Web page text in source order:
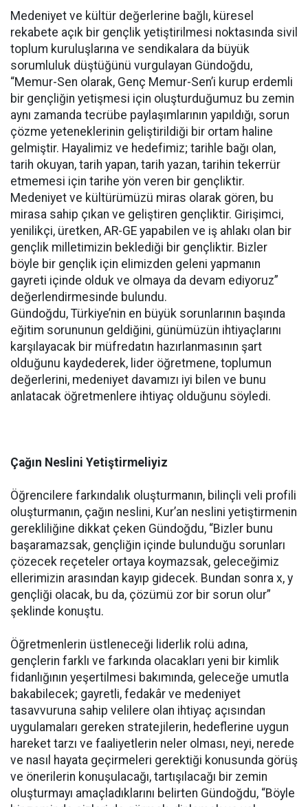
Medeniyet ve kültür değerlerine bağlı, küresel
rekabete açık bir gençlik yetiştirilmesi noktasında sivil
toplum kuruluşlarına ve sendikalara da büyük
sorumluluk düştüğünü vurgulayan Gündoğdu,
“Memur-Sen olarak, Genç Memur-Sen’i kurup erdemli
bir gençliğin yetişmesi için oluşturduğumuz bu zemin
aynı zamanda tecrübe paylaşımlarının yapıldığı, sorun
çözme yeteneklerinin geliştirildiği bir ortam haline
gelmiştir. Hayalimiz ve hedefimiz; tarihle bağı olan,
tarih okuyan, tarih yapan, tarih yazan, tarihin tekerrür
etmemesi için tarihe yön veren bir gençliktir.
Medeniyet ve kültürümüzü miras olarak gören, bu
mirasa sahip çıkan ve geliştiren gençliktir. Girişimci,
yenilikçi, üretken, AR-GE yapabilen ve iş ahlakı olan bir
gençlik milletimizin beklediği bir gençliktir. Bizler
böyle bir gençlik için elimizden geleni yapmanın
gayreti içinde olduk ve olmaya da devam ediyoruz”
değerlendirmesinde bulundu.
Gündoğdu, Türkiye’nin en büyük sorunlarının başında
eğitim sorununun geldiğini, günümüzün ihtiyaçlarını
karşılayacak bir müfredatın hazırlanmasının şart
olduğunu kaydederek, lider öğretmene, toplumun
değerlerini, medeniyet davamızı iyi bilen ve bunu
anlatacak öğretmenlere ihtiyaç olduğunu söyledi.
Çağın Neslini Yetiştirmeliyiz
Öğrencilere farkındalık oluşturmanın, bilinçli veli profili
oluşturmanın, çağın neslini, Kur’an neslini yetiştirmenin
gerekliliğine dikkat çeken Gündoğdu, “Bizler bunu
başaramazsak, gençliğin içinde bulunduğu sorunları
çözecek reçeteler ortaya koymazsak, geleceğimiz
ellerimizin arasından kayıp gidecek. Bundan sonra x, y
gençliği olacak, bu da, çözümü zor bir sorun olur”
şeklinde konuştu.
Öğretmenlerin üstleneceği liderlik rolü adına,
gençlerin farklı ve farkında olacakları yeni bir kimlik
fidanlığının yeşertilmesi bakımında, geleceğe umutla
bakabilecek; gayretli, fedakâr ve medeniyet
tasavvuruna sahip velilere olan ihtiyaç açısından
uygulamaları gereken stratejilerin, hedeflerine uygun
hareket tarzı ve faaliyetlerin neler olması, neyi, nerede
ve nasıl hayata geçirmeleri gerektiği konusunda görüş
ve önerilerin konuşulacağı, tartışılacağı bir zemin
oluşturmayı amaçladıklarını belirten Gündoğdu, “Böyle